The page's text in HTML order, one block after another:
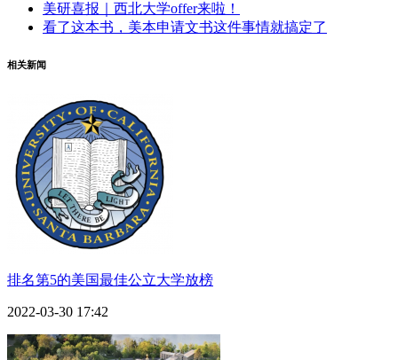
美研喜报｜西北大学offer来啦！
看了这本书，美本申请文书这件事情就搞定了
相关新闻
排名第5的美国最佳公立大学放榜
2022-03-30 17:42